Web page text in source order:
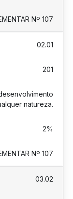
Nº 107
02.01
201
natureza.
2%
Nº 107
03.02